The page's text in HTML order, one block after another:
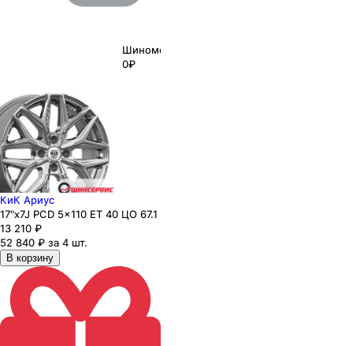
Шиномонтаж
0₽
КиК Ариус
17"x7J PCD 5x110 ЕТ 40 ЦО 67.1
13 210 ₽
52 840 ₽ за 4 шт.
В корзину